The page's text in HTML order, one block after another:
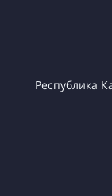
Республика